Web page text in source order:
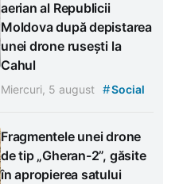
aerian al Republicii
Moldova după depistarea
unei drone rusești la
Cahul
Miercuri, 5 august #Social
Fragmentele unei drone
de tip „Gheran-2”, găsite
în apropierea satului